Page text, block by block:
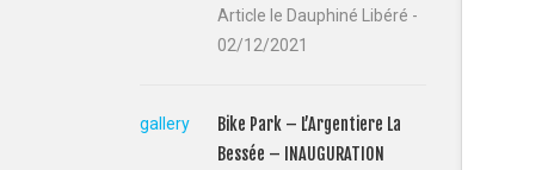
Article le Dauphiné Libéré -
02/12/2021
gallery
Bike Park – L’Argentiere La
Bessée – INAUGURATION